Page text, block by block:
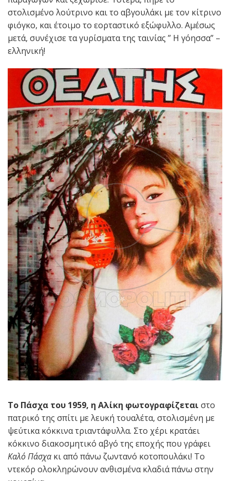
στολισμένο λούτρινο και το αβγουλάκι με τον κίτρινο
φιόγκο, και έτοιμο το εορταστικό εξώφυλλο. Αμέσως
μετά, συνέχισε τα γυρίσματα της ταινίας ” H γόησσα” –
ελληνική!
Το Πάσχα του 1959, η Αλίκη φωτογραφίζεται στο
πατρικό της σπίτι με λευκή τουαλέτα, στολισμένη με
ψεύτικα κόκκινα τριαντάφυλλα. Στο χέρι κρατάει
κόκκινο διακοσμητικό αβγό της εποχής που γράφει
Καλό Πάσχα κι από πάνω ζωντανό κοτοπουλάκι! Το
ντεκόρ ολοκληρώνουν ανθισμένα κλαδιά πάνω στην